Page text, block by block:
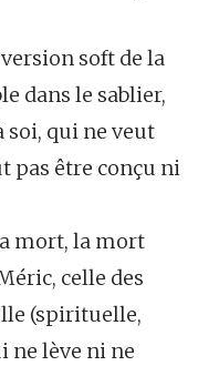
version soft de la
dans le sablier,
soi, qui ne veut
pas être conçu ni
mort, la mort
celle des
(spirituelle,
ne lève ni ne